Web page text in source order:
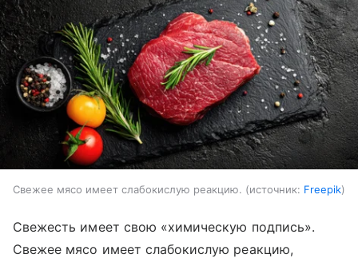
Свежее мясо имеет слабокислую реакцию. источник: Freepik
Свежесть имеет свою «химическую подпись».
Свежее мясо имеет слабокислую реакцию,